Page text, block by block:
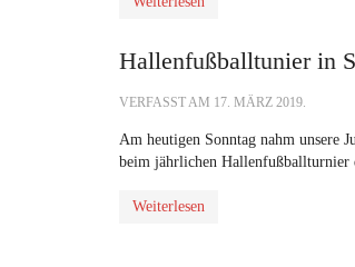
Hallenfußballtunier in
VERFASST AM 17. MÄRZ 2019.
Am heutigen Sonntag nahm unsere
beim jährlichen Hallenfußballturnier
Weiterlesen